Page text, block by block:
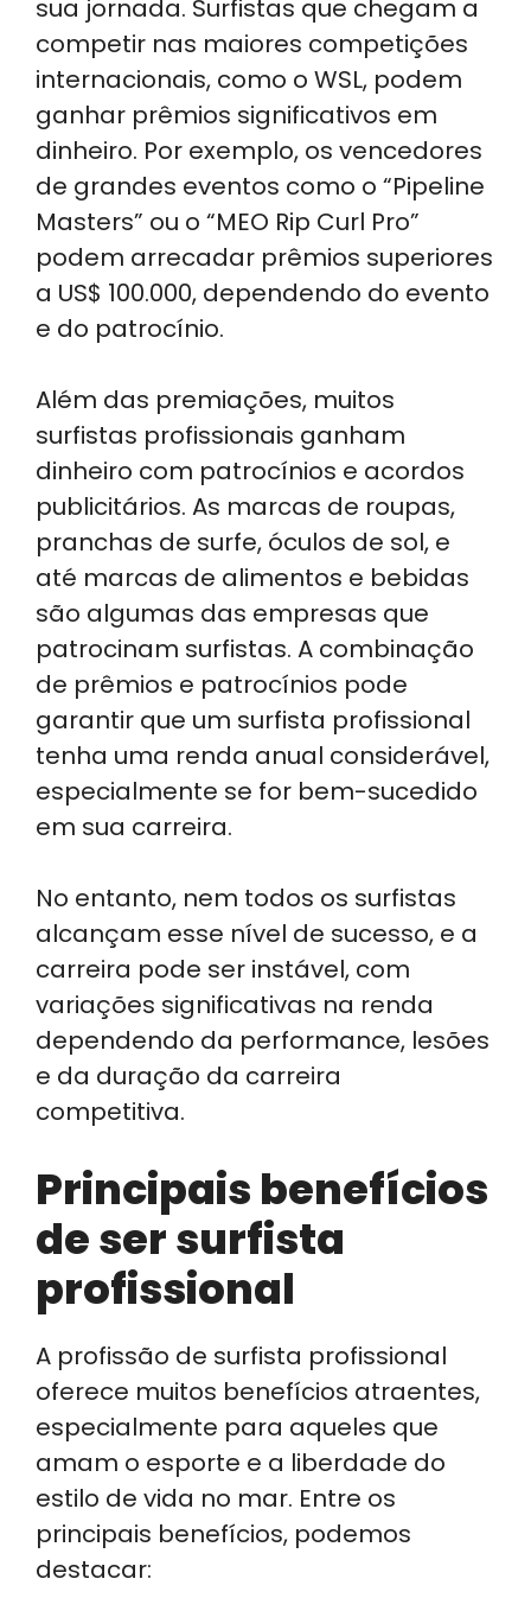
sua jornada. Surfistas que chegam a
competir nas maiores competições
internacionais, como o WSL, podem
ganhar prêmios significativos em
dinheiro. Por exemplo, os vencedores
de grandes eventos como o “Pipeline
Masters” ou o “MEO Rip Curl Pro”
podem arrecadar prêmios superiores
a US$ 100.000, dependendo do evento
e do patrocínio.
Além das premiações, muitos
surfistas profissionais ganham
dinheiro com patrocínios e acordos
publicitários. As marcas de roupas,
pranchas de surfe, óculos de sol, e
até marcas de alimentos e bebidas
são algumas das empresas que
patrocinam surfistas. A combinação
de prêmios e patrocínios pode
garantir que um surfista profissional
tenha uma renda anual considerável,
especialmente se for bem-sucedido
em sua carreira.
No entanto, nem todos os surfistas
alcançam esse nível de sucesso, e a
carreira pode ser instável, com
variações significativas na renda
dependendo da performance, lesões
e da duração da carreira
competitiva.
Principais benefícios
de ser surfista
profissional
A profissão de surfista profissional
oferece muitos benefícios atraentes,
especialmente para aqueles que
amam o esporte e a liberdade do
estilo de vida no mar. Entre os
principais benefícios, podemos
destacar: